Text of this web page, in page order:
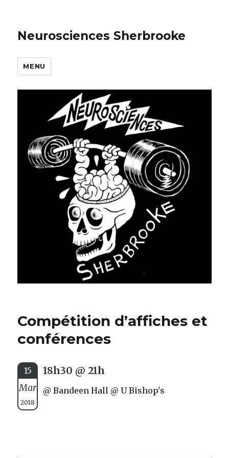
Neurosciences Sherbrooke
MENU
Compétition d’affiches et
conférences
15
Mar
2018
18h30 @ 21h
@ Bandeen Hall @ U Bishop's